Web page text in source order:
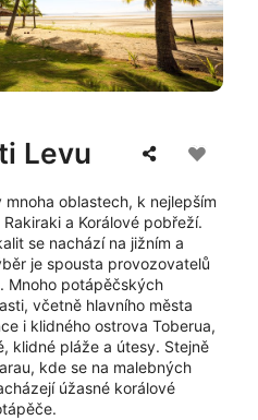
Levu
oblastech, k nejlepším
a Korálové pobřeží.
se nachází na jižním a
je spousta provozovatelů
Mnoho potápěčských
včetně hlavního města
i klidného ostrova Toberua,
klidné pláže a útesy. Stejně
kde se na malebných
úžasné korálové